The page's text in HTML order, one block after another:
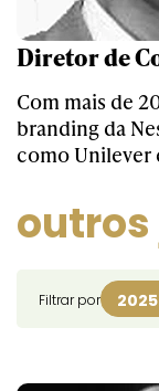
Diretor de
Com mais de
branding da
como Unilever
Filtrar por